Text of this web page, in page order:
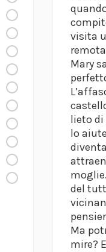
visita
Mary
lieto di
lo
del
Ma
mire?